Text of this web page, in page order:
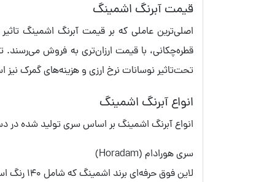
قیمت آبرنگ اشمینگ
اصلی‌ترین عاملی که بر قیمت آبرنگ اشمینگ
قطره‌‌چکانی، با قیمت ارزان‌تری به فروش می‌رسند.
تحت‌تاثیر نوسانات نرخ ارزی و هزینه‌های گمرک نیز
انواع آبرنگ اشمینگ
انواع آبرنگ اشمینگ بر اساس سری تولید شده در
سری هورادام (Horadam)
لاین فوق حرفه‌ای برند اشمینگ که شامل 140 رنگ است. این مدل به‌صورت تکی در مدل تیوپی و در ست‌های زیر عرضه می‌شود: